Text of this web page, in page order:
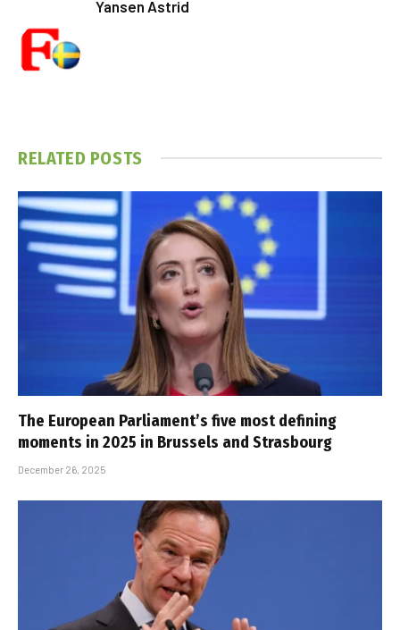
Yansen Astrid
RELATED POSTS
The European Parliament’s five most defining
moments in 2025 in Brussels and Strasbourg
December 26, 2025